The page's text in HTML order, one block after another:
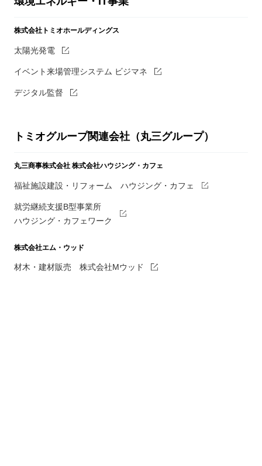
株式会社トミオホールディングス
太陽光発電
イベント来場管理システム ビジマネ
デジタル監督
トミオグループ関連会社（丸三グループ）
丸三商事株式会社 株式会社ハウジング・カフェ
福祉施設建設・リフォーム ハウジング・カフェ
就労継続支援B型事業所
ハウジング・カフェワーク
株式会社エム・ウッド
材木・建材販売 株式会社Mウッド